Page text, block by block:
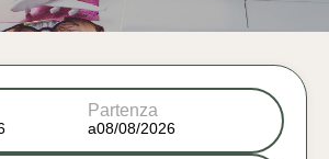
Partenza
a